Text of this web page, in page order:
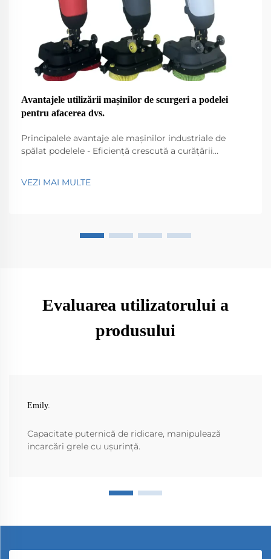
Avantajele utilizării mașinilor de scurgeri a podelei
pentru afacerea dvs.
Principalele avantaje ale mașinilor industriale de
spălat podelele - Eficiență crescută a curățării
eficiență atunci când este vorba de curățare,
VEZI MAI MULTE
Evaluarea utilizatorului a
produsului
Emily.
Capacitate puternică de ridicare, manipulează
incarcări grele cu ușurință.